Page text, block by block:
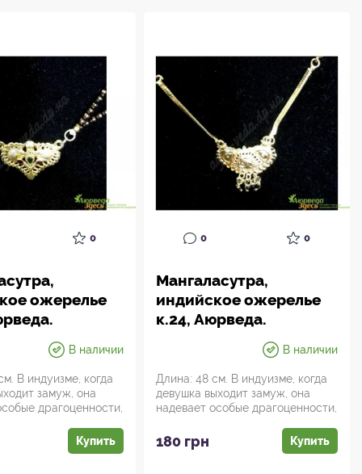
0
ожерелье
В наличии
В индуизме, когда
замуж, она
драгоценности,
Купить
0 0
Мангаласутра,
индийское ожерелье
к.24, Аюрведа.
В наличии
Длина: 48 см. В индуизме, когда
девушка выходит замуж, она
надевает особые драгоценности,
180 грн Купить